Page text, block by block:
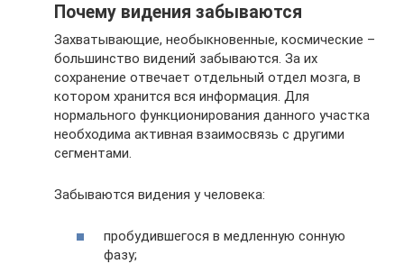
Почему видения забываются
Захватывающие, необыкновенные, космические –
большинство видений забываются. За их
сохранение отвечает отдельный отдел мозга, в
котором хранится вся информация. Для
нормального функционирования данного участка
необходима активная взаимосвязь с другими
сегментами.
Забываются видения у человека:
пробудившегося в медленную сонную
фазу;